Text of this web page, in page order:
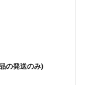
の発送のみ)